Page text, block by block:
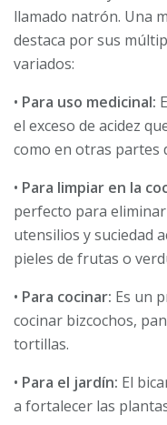
llamado natrón. Una
destaca por sus
variados:
• Para uso medicinal:
el exceso de acidez
como en otras partes
• Para limpiar en la
perfecto para
utensilios y suciedad
pieles de frutas o
• Para cocinar: Es un
cocinar bizcochos,
tortillas.
• Para el jardín: El
a fortalecer las